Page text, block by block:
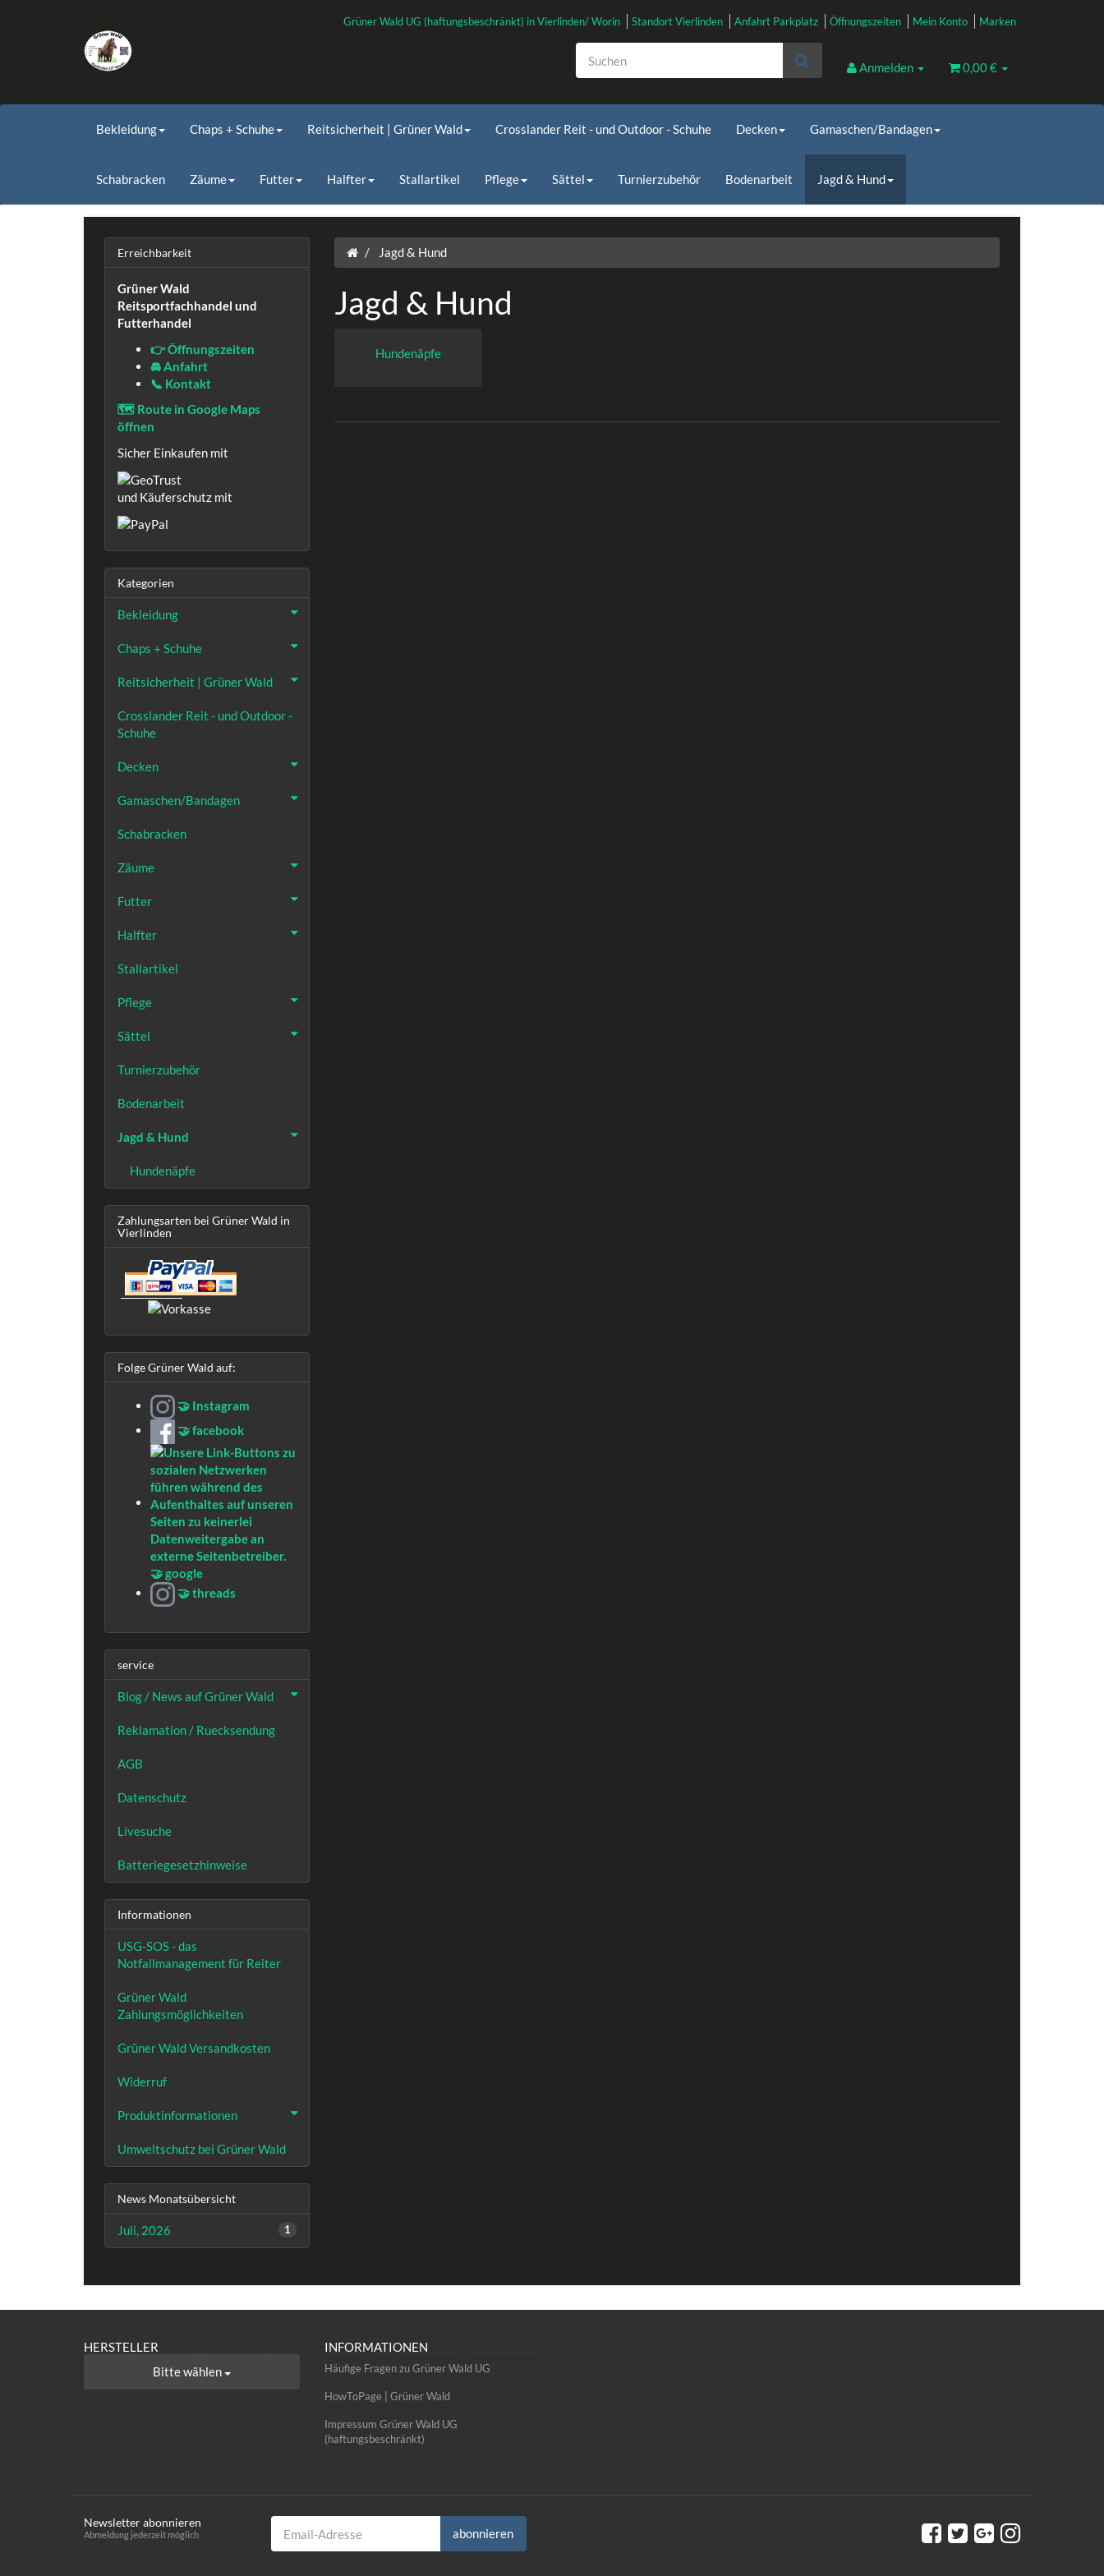
Grüner Wald UG (haftungsbeschränkt) in Vierlinden/ Worin Standort Vierlinden Anfahrt Parkplatz Öffnungszeiten Mein Konto Marken
Anmelden 0,00 €
Bekleidung Chaps + Schuhe Reitsicherheit | Grüner Wald Crosslander Reit - und Outdoor - Schuhe Decken Gamaschen/Bandagen
Schabracken Zäume Futter Halfter Stallartikel Pflege Sättel Turnierzubehör Bodenarbeit Jagd & Hund
Jagd & Hund
Jagd & Hund
Hundenäpfe
Erreichbarkeit
Grüner Wald
Reitsportfachhandel und
Futterhandel
👉 Öffnungszeiten
🚘 Anfahrt
📞 Kontakt
🗺️ Route in Google Maps
öffnen
Sicher Einkaufen mit
und Käuferschutz mit
Kategorien
Bekleidung
Chaps + Schuhe
Reitsicherheit | Grüner Wald
Crosslander Reit - und Outdoor -
Schuhe
Decken
Gamaschen/Bandagen
Schabracken
Zäume
Futter
Halfter
Stallartikel
Pflege
Sättel
Turnierzubehör
Bodenarbeit
Jagd & Hund
Hundenäpfe
Zahlungsarten bei Grüner Wald in
Vierlinden
Folge Grüner Wald auf:
🤝 Instagram
🤝 facebook
🤝 google
🤝 threads
service
Blog / News auf Grüner Wald
Reklamation / Ruecksendung
AGB
Datenschutz
Livesuche
Batteriegesetzhinweise
Informationen
USG-SOS - das
Notfallmanagement für Reiter
Grüner Wald
Zahlungsmöglichkeiten
Grüner Wald Versandkosten
Widerruf
Produktinformationen
Umweltschutz bei Grüner Wald
News Monatsübersicht
Juli, 2026 1
HERSTELLER
Bitte wählen
INFORMATIONEN
Häufige Fragen zu Grüner Wald UG
HowToPage | Grüner Wald
Impressum Grüner Wald UG
(haftungsbeschränkt)
Newsletter abonnieren
Abmeldung jederzeit möglich
Email-Adresse
abonnieren